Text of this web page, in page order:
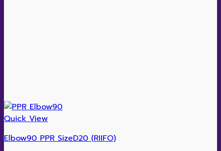
Quick View
Elbow90 PPR SizeD20 (RIIFO)